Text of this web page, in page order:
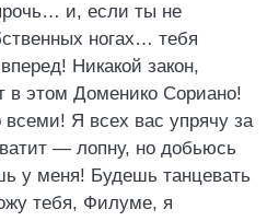
и, если ты не
ногах… тебя
Никакой закон,
в этом Доменико Сориано!
Я всех вас упрячу за
— лопну, но добьюсь
у меня! Будешь танцевать
тебя, Филуме, я